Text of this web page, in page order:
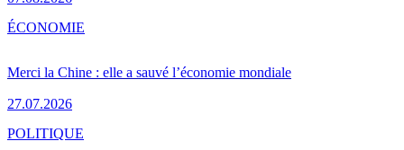
Merci la Chine : elle a sauvé l’économie mondiale
27.07.2026
ÉCONOMIE
POLITIQUE